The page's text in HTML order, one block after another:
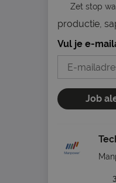
Zet stop
productie,
Vul je e-
Job